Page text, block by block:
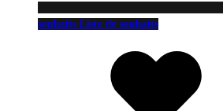
souhaits Liste de souhaits